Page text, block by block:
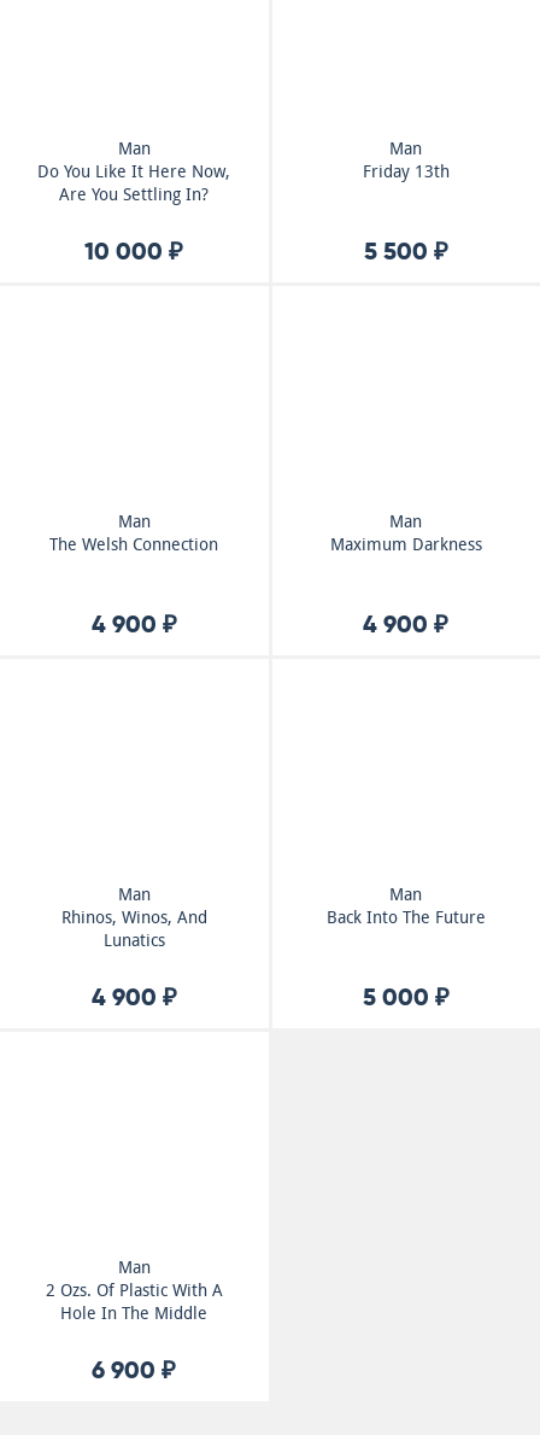
Man
Do You Like It Here Now,
Are You Settling In?
10 000 ₽
Man
Friday 13th
5 500 ₽
Man
The Welsh Connection
4 900 ₽
Man
Maximum Darkness
4 900 ₽
Man
Rhinos, Winos, And
Lunatics
4 900 ₽
Man
Back Into The Future
5 000 ₽
Man
2 Ozs. Of Plastic With A
Hole In The Middle
6 900 ₽